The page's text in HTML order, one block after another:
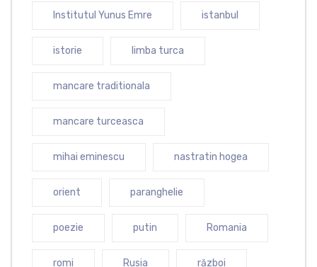
Institutul Yunus Emre istanbul
istorie limba turca
mancare traditionala
mancare turceasca
mihai eminescu nastratin hogea
orient paranghelie
poezie putin Romania
romi Rusia război